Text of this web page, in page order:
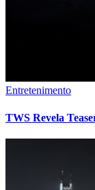
Entretenimento
TWS Revela